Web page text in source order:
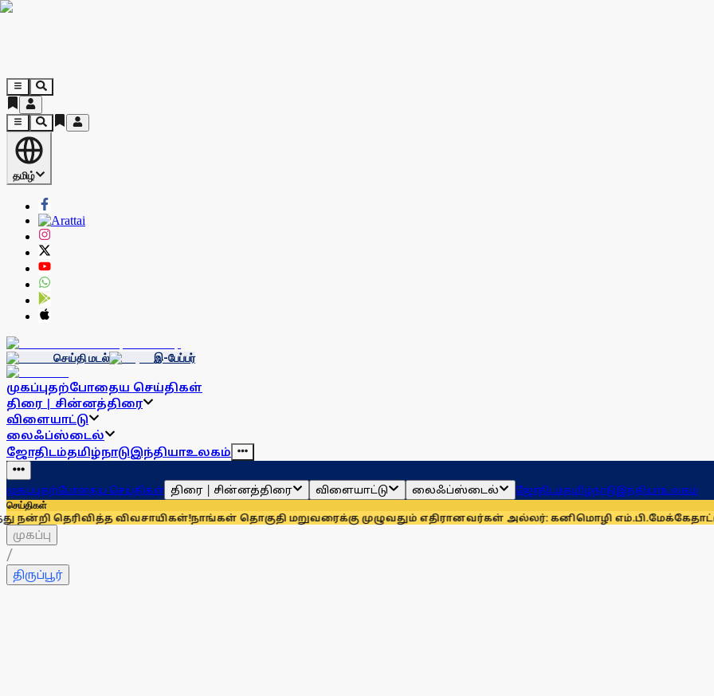
தமிழ்
செய்தி மடல் இ-பேப்பர்
முகப்புதற்போதைய செய்திகள்
திரை | சின்னத்திரை
விளையாட்டு
லைஃப்ஸ்டைல்
ஜோதிடம்தமிழ்நாடுஇந்தியாஉலகம்
முகப்புதற்போதைய செய்திகள் திரை | சின்னத்திரை விளையாட்டு லைஃப்ஸ்டைல் ஜோதிடம்தமிழ்நாடுஇந்தியாஉலகம்
செய்திகள்
விவசாயிகள்!நாங்கள் தொகுதி மறுவரைக்கு முழுவதும் எதிரானவர்கள் அல்லர்: கனிமொழி எம்.பி.மேக்கேதாட்டு
முகப்பு
/
திருப்பூர்